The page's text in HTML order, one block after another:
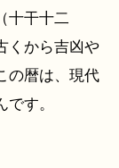
十干十二
くから吉凶や
の暦は、現代
です。